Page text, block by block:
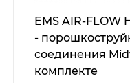
EMS AIR-FLOW
-
соединения
комплекте